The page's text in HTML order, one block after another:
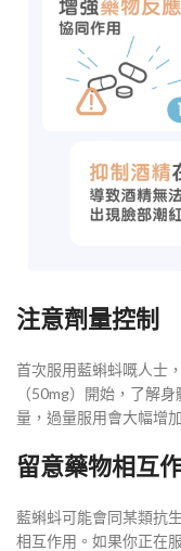
注意劑量控制
首次服用藍蝌蚪嘅人士
（50mg）開始，了解
量，過量服用會大幅增
留意藥物相互
藍蝌蚪可能會同某類抗
相互作用。如果你正在